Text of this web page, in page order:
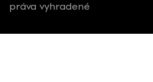
práva vyhradené